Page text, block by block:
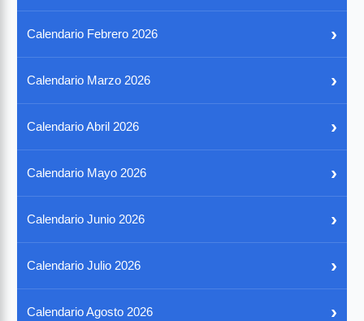
Calendario Febrero 2026 ›
Calendario Marzo 2026 ›
Calendario Abril 2026 ›
Calendario Mayo 2026 ›
Calendario Junio 2026 ›
Calendario Julio 2026 ›
Calendario Agosto 2026 ›